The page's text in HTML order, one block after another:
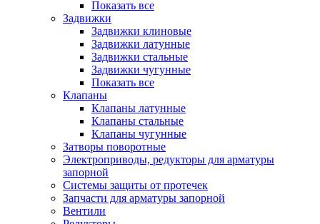
Показать все
Задвижки
Задвижки клиновые
Задвижки латунные
Задвижки стальные
Задвижки чугунные
Показать все
Клапаны
Клапаны латунные
Клапаны стальные
Клапаны чугунные
Затворы поворотные
Электроприводы, редукторы для арматуры
запорной
Системы защиты от протечек
Запчасти для арматуры запорной
Вентили